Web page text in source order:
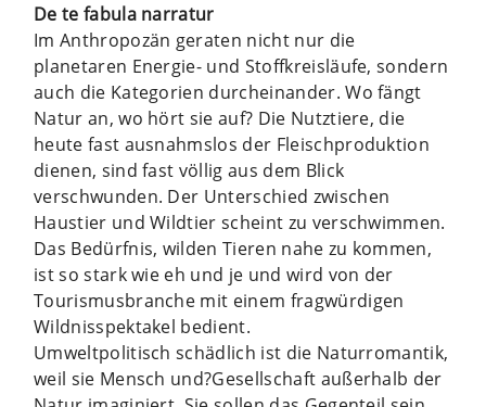
De te fabula narratur
Im Anthropozän geraten nicht nur die
planetaren Energie- und Stoffkreisläufe, sondern
auch die Kategorien durcheinander. Wo fängt
Natur an, wo hört sie auf? Die Nutztiere, die
heute fast ausnahmslos der Fleischproduktion
dienen, sind fast völlig aus dem Blick
verschwunden. Der Unterschied zwischen
Haustier und Wildtier scheint zu verschwimmen.
Das Bedürfnis, wilden Tieren nahe zu kommen,
ist so stark wie eh und je und wird von der
Tourismusbranche mit einem fragwürdigen
Wildnisspektakel bedient.
Umweltpolitisch schädlich ist die Naturromantik,
weil sie Mensch und?Gesellschaft außerhalb der